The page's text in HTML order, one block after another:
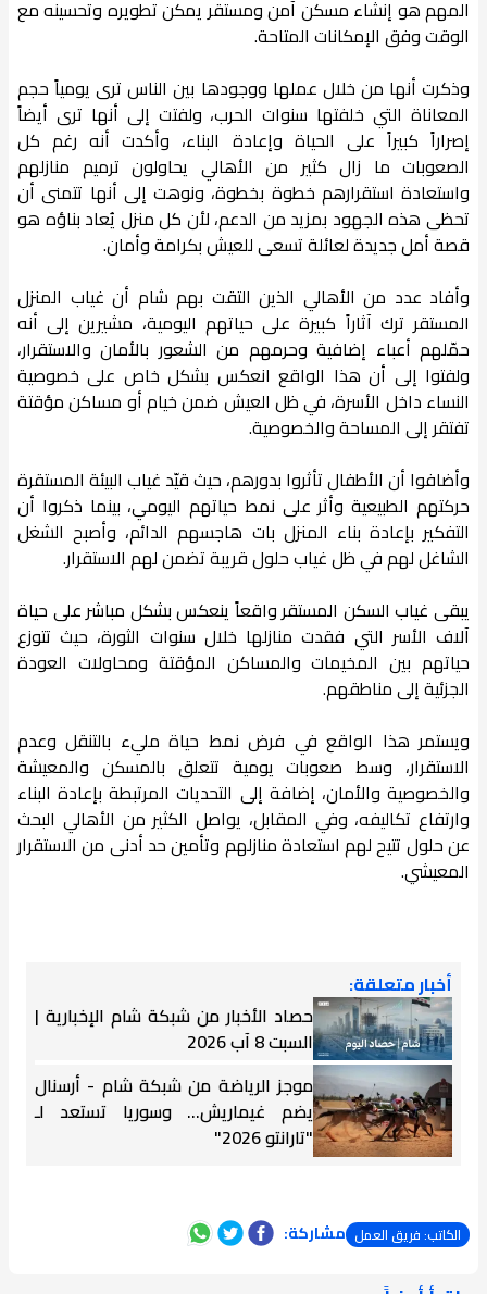
المهم هو إنشاء مسكن آمن ومستقر يمكن تطويره وتحسينه مع
الوقت وفق الإمكانات المتاحة.
وذكرت أنها من خلال عملها ووجودها بين الناس ترى يومياً حجم
المعاناة التي خلفتها سنوات الحرب، ولفتت إلى أنها ترى أيضاً
إصراراً كبيراً على الحياة وإعادة البناء، وأكدت أنه رغم كل
الصعوبات ما زال كثير من الأهالي يحاولون ترميم منازلهم
واستعادة استقرارهم خطوة بخطوة، ونوهت إلى أنها تتمنى أن
تحظى هذه الجهود بمزيد من الدعم، لأن كل منزل يُعاد بناؤه هو
قصة أمل جديدة لعائلة تسعى للعيش بكرامة وأمان.
وأفاد عدد من الأهالي الذين التقت بهم شام أن غياب المنزل
المستقر ترك آثاراً كبيرة على حياتهم اليومية، مشيرين إلى أنه
حمّلهم أعباء إضافية وحرمهم من الشعور بالأمان والاستقرار،
ولفتوا إلى أن هذا الواقع انعكس بشكل خاص على خصوصية
النساء داخل الأسرة، في ظل العيش ضمن خيام أو مساكن مؤقتة
تفتقر إلى المساحة والخصوصية.
وأضافوا أن الأطفال تأثروا بدورهم، حيث قيّد غياب البيئة المستقرة
حركتهم الطبيعية وأثر على نمط حياتهم اليومي، بينما ذكروا أن
التفكير بإعادة بناء المنزل بات هاجسهم الدائم، وأصبح الشغل
الشاغل لهم في ظل غياب حلول قريبة تضمن لهم الاستقرار.
يبقى غياب السكن المستقر واقعاً ينعكس بشكل مباشر على حياة
آلاف الأسر التي فقدت منازلها خلال سنوات الثورة، حيث تتوزع
حياتهم بين المخيمات والمساكن المؤقتة ومحاولات العودة
الجزئية إلى مناطقهم.
ويستمر هذا الواقع في فرض نمط حياة مليء بالتنقل وعدم
الاستقرار، وسط صعوبات يومية تتعلق بالمسكن والمعيشة
والخصوصية والأمان، إضافة إلى التحديات المرتبطة بإعادة البناء
وارتفاع تكاليفه، وفي المقابل، يواصل الكثير من الأهالي البحث
عن حلول تتيح لهم استعادة منازلهم وتأمين حد أدنى من الاستقرار
المعيشي.
أخبار متعلقة:
حصاد الأخبار من شبكة شام الإخبارية |
السبت 8 آب 2026
موجز الرياضة من شبكة شام - أرسنال
يضم غيماريش... وسوريا تستعد لـ
"تارانتو 2026"
الكاتب: فريق العمل مشاركة: